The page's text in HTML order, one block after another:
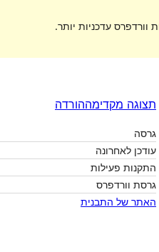
וורדפרס עדכניות יותר.
תצוגה מקדימההורדה
גרסה
עודכן לאחרונה
התקנות פעילות
גרסת וורדפרס
האתר של התבנית